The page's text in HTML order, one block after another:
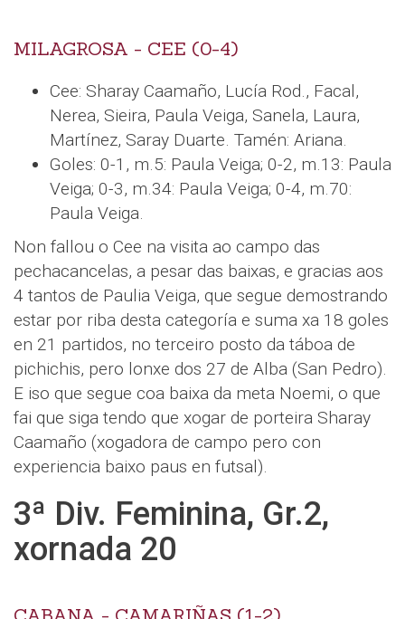
MILAGROSA - CEE (0-4)
Cee: Sharay Caamaño, Lucía Rod., Facal,
Nerea, Sieira, Paula Veiga, Sanela, Laura,
Martínez, Saray Duarte. Tamén: Ariana.
Goles: 0-1, m.5: Paula Veiga; 0-2, m.13: Paula
Veiga; 0-3, m.34: Paula Veiga; 0-4, m.70:
Paula Veiga.
Non fallou o Cee na visita ao campo das
pechacancelas, a pesar das baixas, e gracias aos
4 tantos de Paulia Veiga, que segue demostrando
estar por riba desta categoría e suma xa 18 goles
en 21 partidos, no terceiro posto da táboa de
pichichis, pero lonxe dos 27 de Alba (San Pedro).
E iso que segue coa baixa da meta Noemi, o que
fai que siga tendo que xogar de porteira Sharay
Caamaño (xogadora de campo pero con
experiencia baixo paus en futsal).
3ª Div. Feminina, Gr.2,
xornada 20